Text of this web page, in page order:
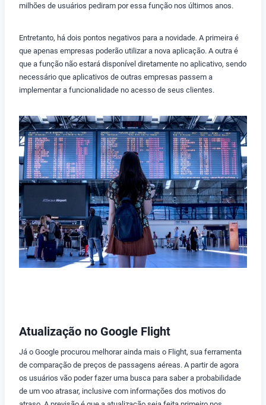
milhões de usuários pediram por essa função nos últimos anos.
Entretanto, há dois pontos negativos para a novidade. A primeira é
que apenas empresas poderão utilizar a nova aplicação. A outra é
que a função não estará disponível diretamente no aplicativo, sendo
necessário que aplicativos de outras empresas passem a
implementar a funcionalidade no acesso de seus clientes.
Atualização no Google Flight
Já o Google procurou melhorar ainda mais o Flight, sua ferramenta
de comparação de preços de passagens aéreas. A partir de agora
os usuários vão poder fazer uma busca para saber a probabilidade
de um voo atrasar, inclusive com informações dos motivos do